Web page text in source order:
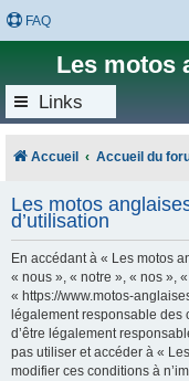
FAQ
Les motos
Links
Accueil Accueil du
Les motos
d’utilisation
En accédant à « Les motos
« nous », « notre », « nos »,
« https://www.motos-
légalement responsable des
d’être légalement
pas utiliser et accéder à «
modifier ces conditions à